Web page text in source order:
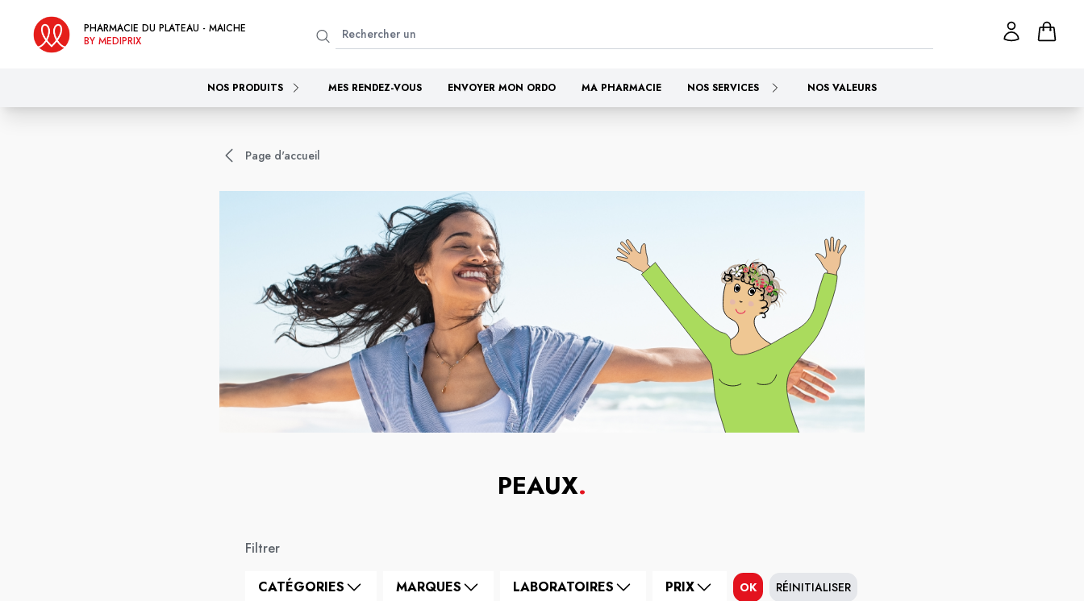
PHARMACIE DU PLATEAU - MAICHE
BY MEDIPRIX
NOS PRODUITS MES RENDEZ-VOUS ENVOYER MON ORDO MA PHARMACIE NOS SERVICES NOS VALEURS
Page d'accueil
PEAUX.
Filtrer
CATÉGORIES MARQUES LABORATOIRES PRIX OK RÉINITIALISER